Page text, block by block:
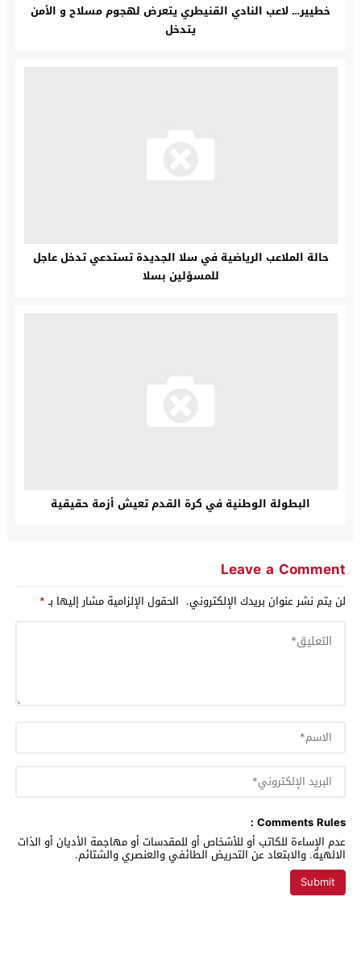
خطيير… لاعب النادي القنيطري يتعرض لهجوم مسلاح و الأمن
يتدخل
حالة الملاعب الرياضية في سلا الجديدة تستدعي تدخل عاجل
للمسؤلين بسلا
البطولة الوطنية في كرة القدم تعيش أزمة حقيقية
Leave a Comment
لن يتم نشر عنوان بريدك الإلكتروني. الحقول الإلزامية مشار إليها بـ*
Comments Rules :
عدم الإساءة للكاتب أو للأشخاص أو للمقدسات أو مهاجمة الأديان أو الذات
الالهية. والابتعاد عن التحريض الطائفي والعنصري والشتائم.